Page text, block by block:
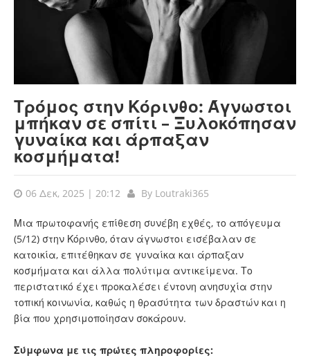
Τρόμος στην Κόρινθο: Άγνωστοι
μπήκαν σε σπίτι – Ξυλοκόπησαν
γυναίκα και άρπαξαν
κοσμήματα!
06 Δεκ, 2025 | 20:12 By Loutraki365
Μια πρωτοφανής επίθεση συνέβη εχθές, το απόγευμα
(5/12) στην Κόρινθο, όταν άγνωστοι εισέβαλαν σε
κατοικία, επιτέθηκαν σε γυναίκα και άρπαξαν
κοσμήματα και άλλα πολύτιμα αντικείμενα. Το
περιστατικό έχει προκαλέσει έντονη ανησυχία στην
τοπική κοινωνία, καθώς η θρασύτητα των δραστών και η
βία που χρησιμοποίησαν σοκάρουν.
Σύμφωνα με τις πρώτες πληροφορίες: